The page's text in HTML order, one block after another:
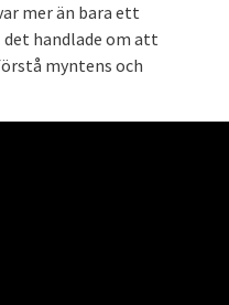
mer än bara ett
handlade om att
myntens och